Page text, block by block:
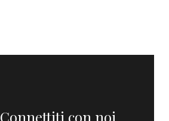
Connettiti con noi